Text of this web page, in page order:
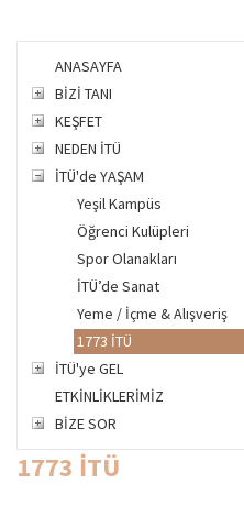
ANASAYFA
BİZİ TANI
KEŞFET
NEDEN İTÜ
İTÜ'de YAŞAM
Yeşil Kampüs
Öğrenci Kulüpleri
Spor Olanakları
İTÜ’de Sanat
Yeme / İçme & Alışveriş
1773 İTÜ
İTÜ'ye GEL
ETKİNLİKLERİMİZ
BİZE SOR
1773 İTÜ